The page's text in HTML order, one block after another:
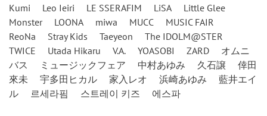
Kumi
Leo Ieiri LE SSERAFIM LiSA
Little Glee
Monster
LOONA miwa MUCC
MUSIC FAIR
ReoNa
Stray Kids Taeyeon
The IDOLM@STER
TWICE
Utada Hikaru V.A. YOASOBI ZARD
オムニ
バス
ミュージックフェア 中村あゆみ 久石譲
倖田
來未
宇多田ヒカル 家入レオ 浜崎あゆみ
藍井エイ
ル
르세라핌 스트레이 키즈 에스파